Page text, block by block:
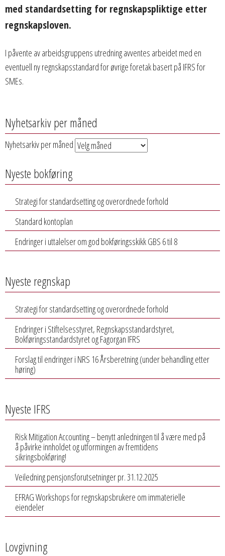
med standardsetting for regnskapspliktige etter
regnskapsloven.
I påvente av arbeidsgruppens utredning avventes arbeidet med en
eventuell ny regnskapsstandard for øvrige foretak basert på IFRS for
SMEs.
Nyhetsarkiv per måned
Nyhetsarkiv per måned
Nyeste bokføring
Strategi for standardsetting og overordnede forhold
Standard kontoplan
Endringer i uttalelser om god bokføringsskikk GBS 6 til 8
Nyeste regnskap
Strategi for standardsetting og overordnede forhold
Endringer i Stiftelsesstyret, Regnskapsstandardstyret,
Bokføringsstandardstyret og Fagorgan IFRS
Forslag til endringer i NRS 16 Årsberetning (under behandling etter
høring)
Nyeste IFRS
Risk Mitigation Accounting – benytt anledningen til å være med på
å påvirke innholdet og utformingen av fremtidens
sikringsbokføring!
Veiledning pensjonsforutsetninger pr. 31.12.2025
EFRAG Workshops for regnskapsbrukere om immaterielle
eiendeler
Lovgivning